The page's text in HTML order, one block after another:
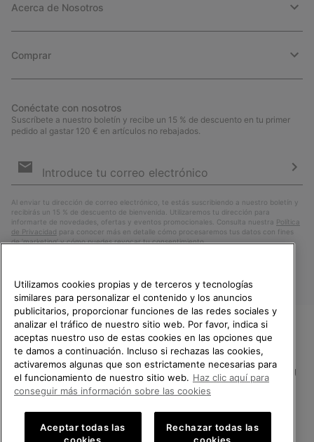
Acerca de Nosotros
Comprar
Conéctate con nosotros
Suscríbete a nuestro boletín y recibe un 15 % de descuento en tu primer
pedido al gastar 120 € en artículos no rebajados.
de
Al enviar tu dirección de correo electrónico, te estás suscribiendo a nuestro boletín y
recibirás un 15 % de descuento de bienvenida. Utilizaremos tu dirección para
informarte de novedades, ofertas y eventos promocionales. Consulta nuestra Política
de Privacidad para conocer más en detalle cómo procesaremos tus datos con fines
de ’marketing’ y cómo puedes revocar tu consentimiento.
España
Política de Privacidad Condiciones De Uso Terminos de Venta
TE DAMOS LA BIENVENIDA A
SOREL.
POR FAVOR, SELECCIONA TU
PAÍS.
Compras en línea disponibles
Utilizamos cookies propias y de terceros y tecnologías
similares para personalizar el contenido y los anuncios
publicitarios, proporcionar funciones de las redes sociales y
analizar el tráfico de nuestro sitio web. Por favor, indica si
aceptas nuestro uso de estas cookies en las opciones que
te damos a continuación. Incluso si rechazas las cookies,
activaremos algunas que son estrictamente necesarias para
el funcionamiento de nuestro sitio web. Haz clic aquí para
conseguir más información sobre las cookies
Aceptar todas las
Rechazar todas las